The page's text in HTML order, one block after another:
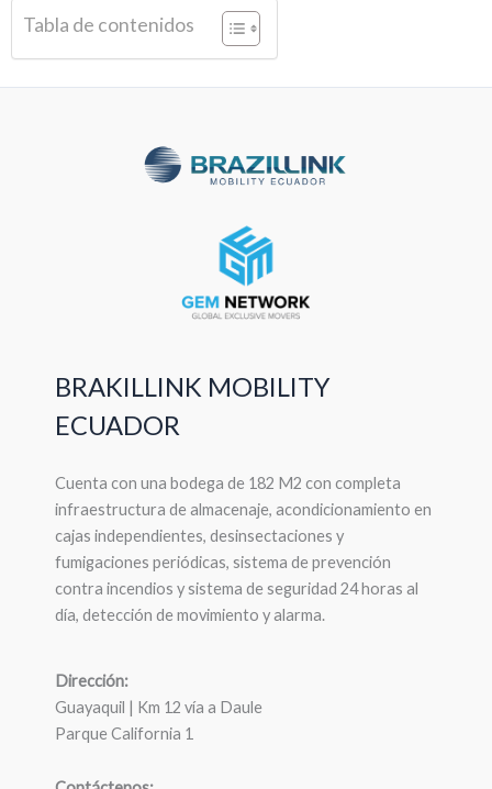
Tabla de contenidos
BRAKILLINK MOBILITY
ECUADOR
Cuenta con una bodega de 182 M2 con completa
infraestructura de almacenaje, acondicionamiento en
cajas independientes, desinsectaciones y
fumigaciones periódicas, sistema de prevención
contra incendios y sistema de seguridad 24 horas al
día, detección de movimiento y alarma.
Dirección:
Guayaquil | Km 12 vía a Daule
Parque California 1